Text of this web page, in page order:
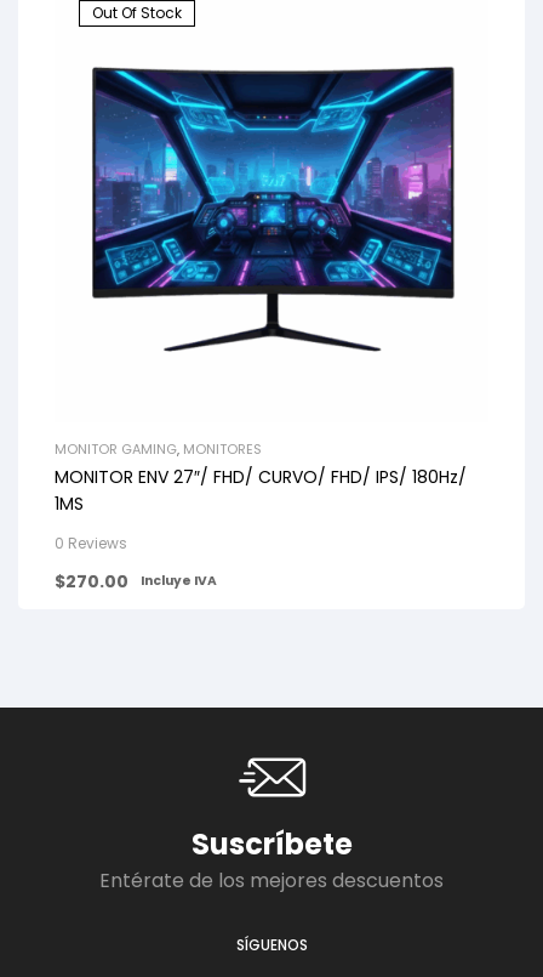
Out Of Stock
MONITOR GAMING, MONITORES
MONITOR ENV 27″/ FHD/ CURVO/ FHD/ IPS/ 180Hz/
1MS
0 Reviews
$270.00 Incluye IVA
Suscríbete
Entérate de los mejores descuentos
SÍGUENOS